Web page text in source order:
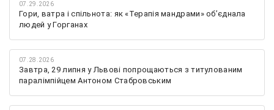
07.29.2026
Гори, ватра і спільнота: як «Терапія мандрами» об’єднала
людей у Горганах
07.28.2026
Завтра, 29 липня у Львові попрощаються з титулованим
паралімпійцем Антоном Стабровським